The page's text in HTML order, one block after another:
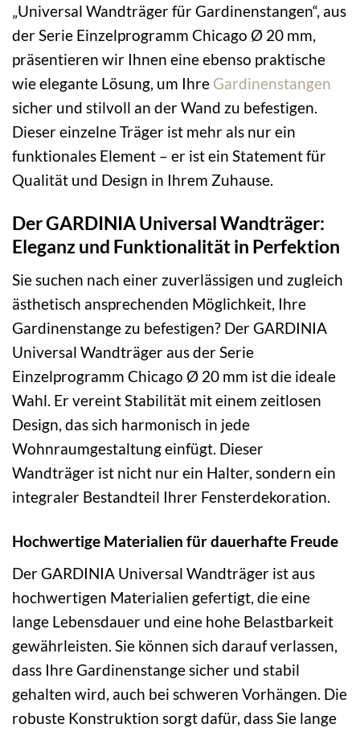
„Universal Wandträger für Gardinenstangen“, aus
der Serie Einzelprogramm Chicago Ø 20 mm,
präsentieren wir Ihnen eine ebenso praktische
wie elegante Lösung, um Ihre Gardinenstangen
sicher und stilvoll an der Wand zu befestigen.
Dieser einzelne Träger ist mehr als nur ein
funktionales Element – er ist ein Statement für
Qualität und Design in Ihrem Zuhause.
Der GARDINIA Universal Wandträger:
Eleganz und Funktionalität in Perfektion
Sie suchen nach einer zuverlässigen und zugleich
ästhetisch ansprechenden Möglichkeit, Ihre
Gardinenstange zu befestigen? Der GARDINIA
Universal Wandträger aus der Serie
Einzelprogramm Chicago Ø 20 mm ist die ideale
Wahl. Er vereint Stabilität mit einem zeitlosen
Design, das sich harmonisch in jede
Wohnraumgestaltung einfügt. Dieser
Wandträger ist nicht nur ein Halter, sondern ein
integraler Bestandteil Ihrer Fensterdekoration.
Hochwertige Materialien für dauerhafte Freude
Der GARDINIA Universal Wandträger ist aus
hochwertigen Materialien gefertigt, die eine
lange Lebensdauer und eine hohe Belastbarkeit
gewährleisten. Sie können sich darauf verlassen,
dass Ihre Gardinenstange sicher und stabil
gehalten wird, auch bei schweren Vorhängen. Die
robuste Konstruktion sorgt dafür, dass Sie lange